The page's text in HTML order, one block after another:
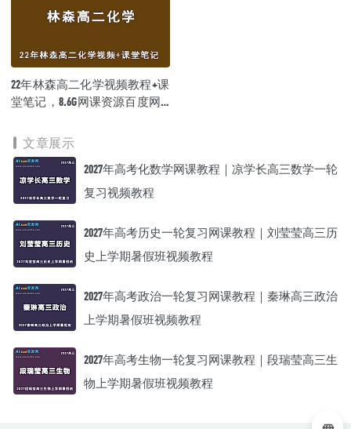
22年林森高二化学视频教程+课
堂笔记，8.6G网课资源百度网
文章展示
2027年高考化数学网课教程｜凉学长高三数学一轮
复习视频教程
2027年高考历史一轮复习网课教程｜刘莹莹高三历
史上学期暑假班视频教程
2027年高考政治一轮复习网课教程｜秦琳高三政治
上学期暑假班视频教程
2027年高考生物一轮复习网课教程｜段瑞莹高三生
物上学期暑假班视频教程